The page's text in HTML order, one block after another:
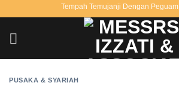
content
Tempah Temujanji Dengan Peguam
PUSAKA & SYARIAH